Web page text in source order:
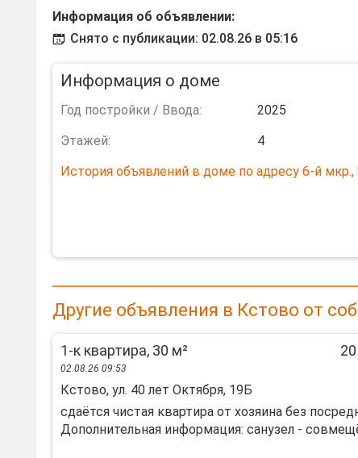
Информация об объявлении:
Снято с публикации: 02.08.26 в 05:16
Информация о доме
Год постройки / Ввода:
2025
Этажей:
4
История объявлений в доме по адресу 6-й мкр.,
Другие объявления в Кстово от
1-к квартира, 30 м²
02.08.26 09:53
Кстово, ул. 40 лет Октября, 19Б
сдаётся чистая квартира от хозяина без
Дополнительная информация: санузел -